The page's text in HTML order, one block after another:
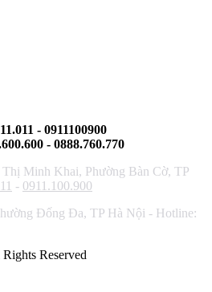
- 0911100900
- 0888.760.770
Thị Minh Khai, Phường Bàn Cờ, TP
- 0911.100.900
Đống Đa, TP Hà Nội - Hotline:
Reserved